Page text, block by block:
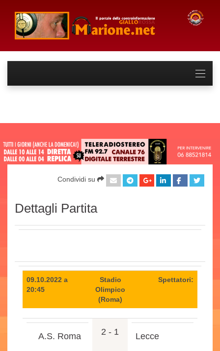
Condividi su
Dettagli Partita
09.10.2022 a
20:45
Stadio
Olimpico
(Roma)
Spettatori:
A.S. Roma 2 - 1 Lecce